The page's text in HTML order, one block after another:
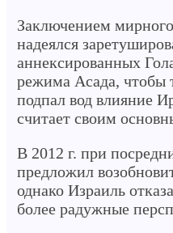
Заключением
надеялся
аннексированных
режима Асада, чтобы
подпал вод влияние
считает своим
В 2012 г. при
предложил
однако Израиль
более радужные